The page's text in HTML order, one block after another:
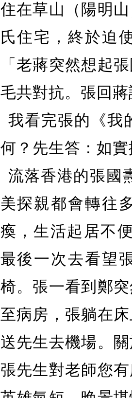
住在草山（陽明
氏住宅，終於迫
「老蔣突然想起
毛共對抗。張回
我看完張的《我
何？先生答：如
流落香港的張國
美探親都會轉往
瘓，生活起居不
最後一次去看望
椅。張一看到鄭
至病房，張躺在
送先生去機場。
張先生對老師您